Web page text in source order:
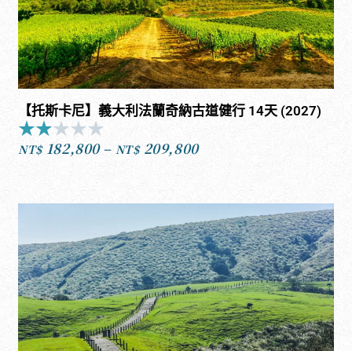
【托斯卡尼】義大利法蘭奇納古道健行 14天 (2027)
★★★★★
2
5
NT$ 182,800– NT$ 209,800
範
圍：
NT$182,800
到
NT$209,800